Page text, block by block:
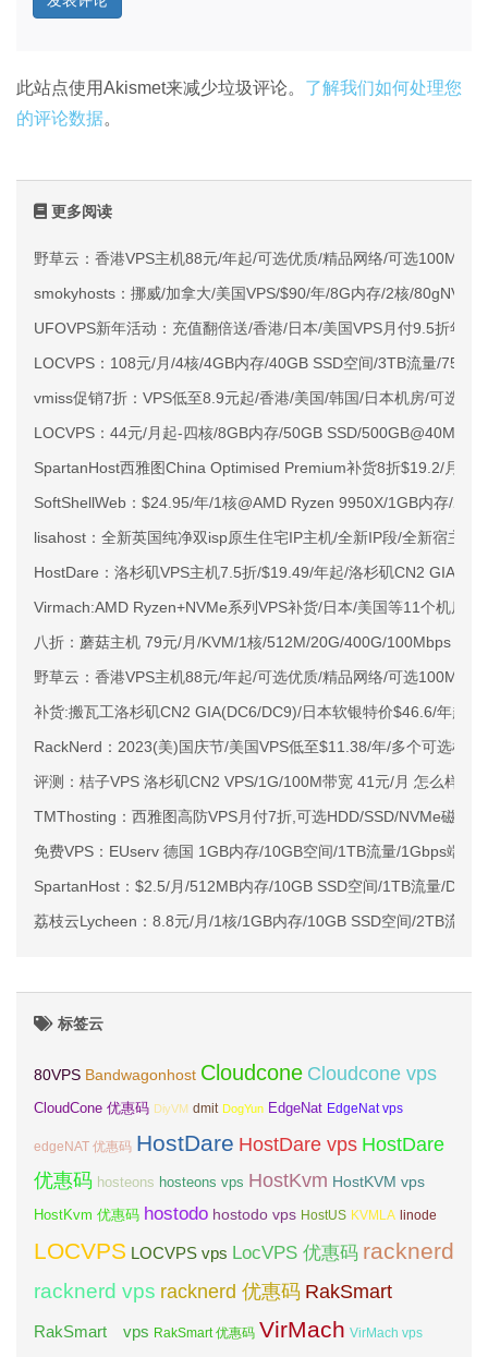
此站点使用Akismet来减少垃圾评论。 了解我们如何处理您
的评论数据。
更多阅读
野草云：香港VPS主机88元/年起/可选优质/精品网络/可选100M不
smokyhosts：挪威/加拿大/美国VPS/$90/年/8G内存/2核/
UFOVPS新年活动：充值翻倍送/香港/日本/美国VPS月付9.5折年
LOCVPS：108元/月/4核/4GB内存/40GB SSD空间/3TB流量/
vmiss促销7折：VPS低至8.9元起/香港/美国/韩国/日本机房/可选
LOCVPS：44元/月起-四核/8GB内存/50GB SSD/
SpartanHost西雅图China Optimised Premium补货8折$19.2/月起
SoftShellWeb：$24.95/年/1核@AMD Ryzen 9950X/1GB内存/
lisahost：全新英国纯净双isp原生住宅IP主机/全新IP段/全新宿主机
HostDare：洛杉矶VPS主机7.5折/$19.49/年起/洛杉矶CN2 GIA/日
Virmach:AMD Ryzen+NVMe系列VPS补货/日本/美国等11个机房可
八折：蘑菇主机 79元/月/KVM/1核/512M/20G/400G/100Mbps 韩
野草云：香港VPS主机88元/年起/可选优质/精品网络/可选100M不
补货:搬瓦工洛杉矶CN2 GIA(DC6/DC9)/日本软银特价$46.6/年起
RackNerd：2023(美)国庆节/美国VPS低至$11.38/年/多个可选机房
评测：桔子VPS 洛杉矶CN2 VPS/1G/100M带宽 41元/月 怎么样？
TMThosting：西雅图高防VPS月付7折,可选HDD/SSD/NVMe磁盘,
免费VPS：EUserv 德国 1GB内存/10GB空间/1TB流量/1Gbps端口/
SpartanHost：$2.5/月/512MB内存/10GB SSD空间/1TB流量/
荔枝云Lycheen：8.8元/月/1核/1GB内存/10GB SSD空间/2TB流量
标签云
80VPS Bandwagonhost Cloudcone Cloudcone vps
CloudCone 优惠码 DiyVM dmit DogYun EdgeNat EdgeNat vps
edgeNAT 优惠码 HostDare HostDare vps HostDare
优惠码 hosteons hosteons vps HostKvm HostKVM vps
HostKvm 优惠码 hostodo hostodo vps HostUS KVMLA linode
LOCVPS LOCVPS vps LocVPS 优惠码 racknerd
racknerd vps racknerd 优惠码 RakSmart
RakSmart vps RakSmart 优惠码 VirMach VirMach vps